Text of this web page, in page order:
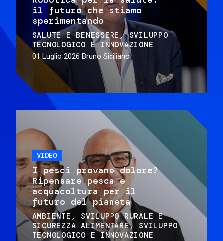
il futuro che stiamo
sperimentando
SALUTE E BENESSERE
SVILUPPO
TECNOLOGICO E INNOVAZIONE
01 Luglio 2026 Bruno Siciliano
VIDEO
I pesci provano dolore?
Ripensare pesca e
acquacoltura per il
futuro del pianeta
AMBIENTE
SVILUPPO RURALE E
SICUREZZA ALIMENTARE
SVILUPPO
TECNOLOGICO E INNOVAZIONE